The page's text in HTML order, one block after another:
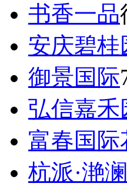
书香一品
安庆碧
御景国际
弘信嘉禾
富春国际
杭派·滟